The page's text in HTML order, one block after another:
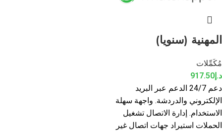
المهنية (سنويا)
مُكَمِّلات
د.إ917.50
دعم 24/7 الدعم عبر البريد
الإلكتروني والدردشة. واجهة سهلة
الاستخدام. إدارة الاتصال تشغيل
الحملات استيراد جهات اتصال غير